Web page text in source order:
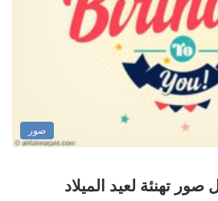
صور
تهنئة لعيد الميلاد